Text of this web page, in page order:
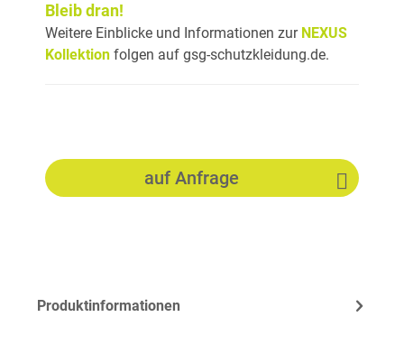
Bleib dran!
Weitere Einblicke und Informationen zur NEXUS
Kollektion folgen auf gsg-schutzkleidung.de.
auf Anfrage
Produktinformationen